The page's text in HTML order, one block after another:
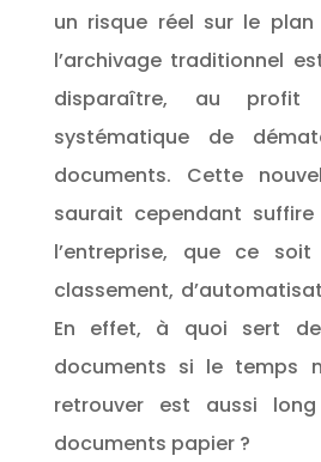
un risque réel sur le plan
l’archivage traditionnel
disparaître, au profit
systématique de
documents. Cette
saurait cependant
l’entreprise, que ce
classement,
En effet, à quoi sert de
documents si le temps
retrouver est aussi
documents papier ?